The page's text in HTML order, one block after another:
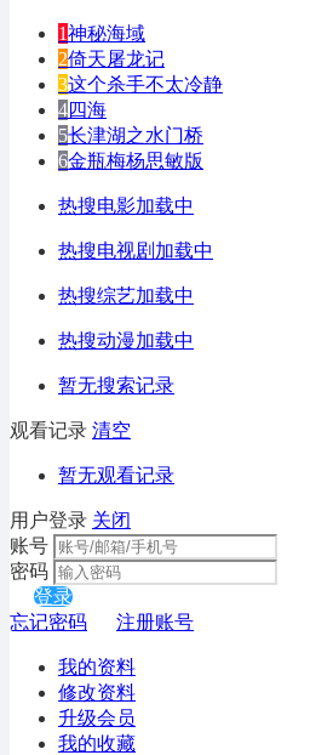
1神秘海域
2倚天屠龙记
3这个杀手不太冷静
4四海
5长津湖之水门桥
6金瓶梅杨思敏版
热搜电影加载中
热搜电视剧加载中
热搜综艺加载中
热搜动漫加载中
暂无搜索记录
观看记录 清空
暂无观看记录
用户登录 关闭
账号
密码
登录
忘记密码
注册账号
我的资料
修改资料
升级会员
我的收藏